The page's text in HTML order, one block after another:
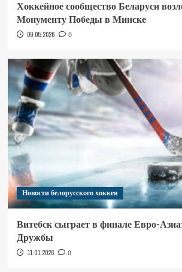
Хоккейное сообщество Беларуси
Монументу Победы в Минске
09.05.2026 0
Новости белорусского хоккея
Витебск сыграет в финале Евро-
Дружбы
11.01.2026 0